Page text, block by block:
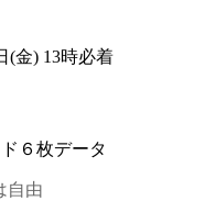
(金) 13時必着
６枚データ
自由